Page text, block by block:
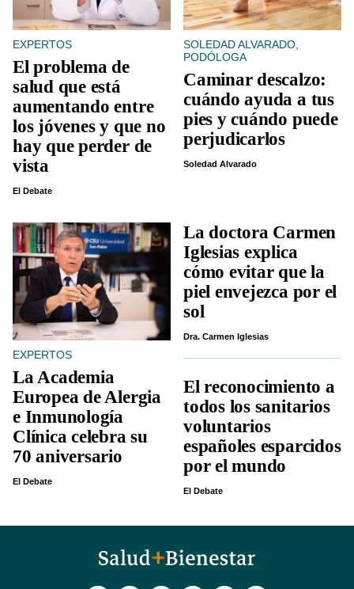
EXPERTOS
El problema de
salud que está
aumentando entre
los jóvenes y que no
hay que perder de
vista
El Debate
SOLEDAD ALVARADO,
PODÓLOGA
Caminar descalzo:
cuándo ayuda a tus
pies y cuándo puede
perjudicarlos
Soledad Alvarado
EXPERTOS
La Academia
Europea de Alergia
e Inmunología
Clínica celebra su
70 aniversario
El Debate
La doctora Carmen
Iglesias explica
cómo evitar que la
piel envejezca por el
sol
Dra. Carmen Iglesias
El reconocimiento a
todos los sanitarios
voluntarios
españoles esparcidos
por el mundo
El Debate